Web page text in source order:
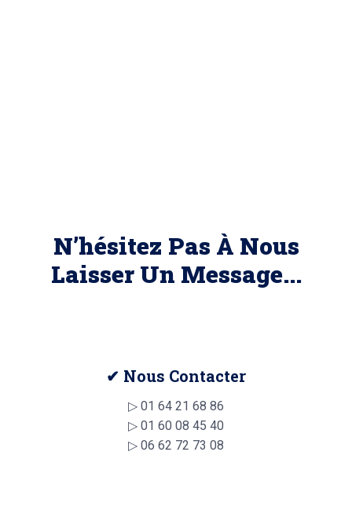
N’hésitez Pas À Nous
Laisser Un Message...
✔ Nous Contacter
▷ 01 64 21 68 86
▷ 01 60 08 45 40
▷ 06 62 72 73 08